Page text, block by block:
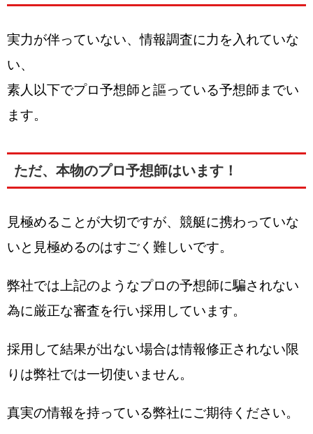
実力が伴っていない、情報調査に力を入れていな
い、
素人以下でプロ予想師と謳っている予想師までい
ます。
ただ、本物のプロ予想師はいます！
見極めることが大切ですが、競艇に携わっていな
いと見極めるのはすごく難しいです。
弊社では上記のようなプロの予想師に騙されない
為に厳正な審査を行い採用しています。
採用して結果が出ない場合は情報修正されない限
りは弊社では一切使いません。
真実の情報を持っている弊社にご期待ください。